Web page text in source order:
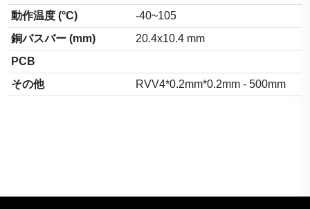
動作温度 (°C)
-40~105
銅バスバー (mm)
20.4x10.4 mm
PCB
その他
RVV4*0.2mm*0.2mm - 500mm